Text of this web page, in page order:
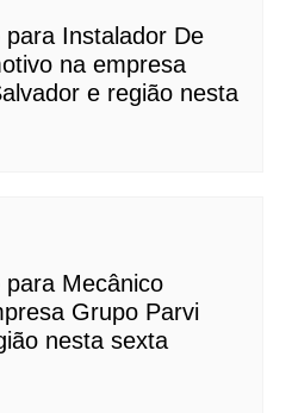
Instalador De
na empresa
e região nesta
Mecânico
Grupo Parvi
nesta sexta